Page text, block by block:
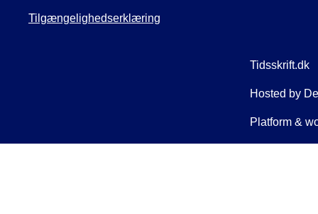
Tilgængelighedserklæring